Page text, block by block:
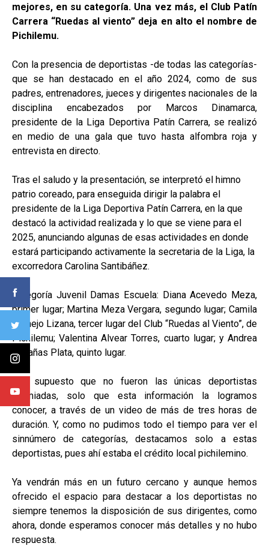
mejores, en su categoría. Una vez más, el Club Patín
Carrera “Ruedas al viento” deja en alto el nombre de
Pichilemu.
Con la presencia de deportistas -de todas las categorías-
que se han destacado en el año 2024, como de sus
padres, entrenadores, jueces y dirigentes nacionales de la
disciplina encabezados por Marcos Dinamarca,
presidente de la Liga Deportiva Patín Carrera, se realizó
en medio de una gala que tuvo hasta alfombra roja y
entrevista en directo.
Tras el saludo y la presentación, se interpretó el himno
patrio coreado, para enseguida dirigir la palabra el
presidente de la Liga Deportiva Patín Carrera, en la que
destacó la actividad realizada y lo que se viene para el
2025, anunciando algunas de esas actividades en donde
estará participando activamente la secretaria de la Liga, la
excorredora Carolina Santibáñez.
Categoría Juvenil Damas Escuela: Diana Acevedo Meza,
primer lugar; Martina Meza Vergara, segundo lugar; Camila
Cornejo Lizana, tercer lugar del Club “Ruedas al Viento”, de
Pichilemu; Valentina Alvear Torres, cuarto lugar; y Andrea
Cabañas Plata, quinto lugar.
Por supuesto que no fueron las únicas deportistas
premiadas, solo que esta información la logramos
conocer, a través de un video de más de tres horas de
duración. Y, como no pudimos todo el tiempo para ver el
sinnúmero de categorías, destacamos solo a estas
deportistas, pues ahí estaba el crédito local pichilemino.
Ya vendrán más en un futuro cercano y aunque hemos
ofrecido el espacio para destacar a los deportistas no
siempre tenemos la disposición de sus dirigentes, como
ahora, donde esperamos conocer más detalles y no hubo
respuesta.